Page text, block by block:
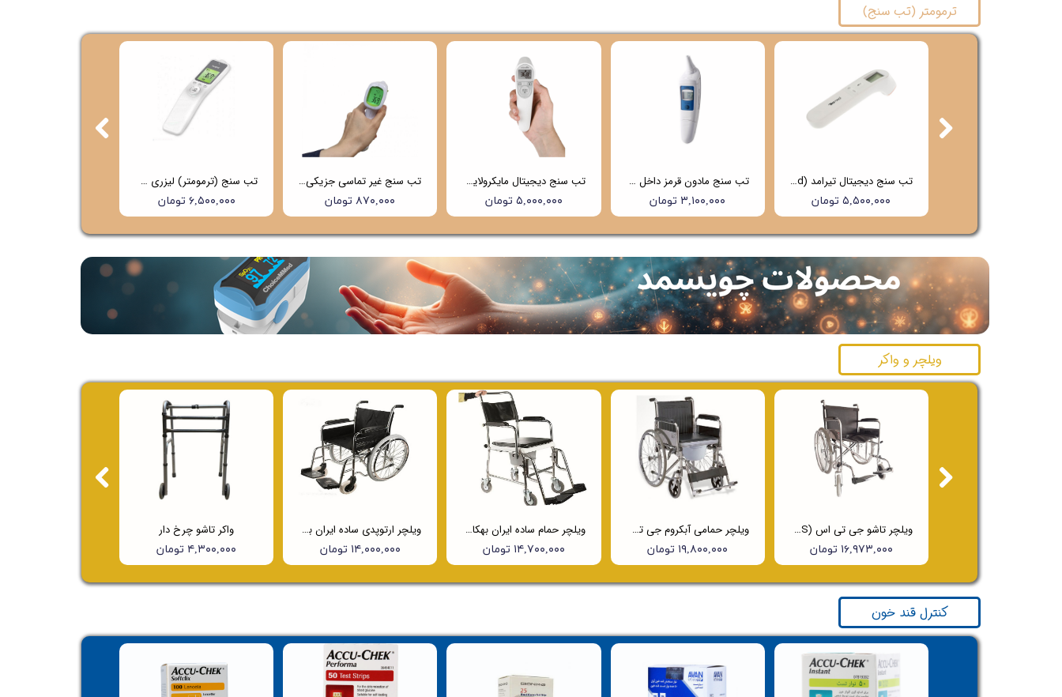
تب سنج (ترمومتر) لیزری هابدیک (hubdic) مدل HFS1000 (4 سال گارانتی)
۶,۵۰۰,۰۰۰ تومان
تب سنج غیر تماسی جزیکی (Jziki) مدل 601
۸۷۰,۰۰۰ تومان
تب سنج دیجیتال مایکرولایف (Microlife) مدل NC200
۵,۰۰۰,۰۰۰ تومان
تب سنج مادون قرمز داخل گوشی هابدیک (hubdic) مدل net100 (4 سال گارانتی)
۳,۱۰۰,۰۰۰ تومان
تب سنج دیجیتال تیرامد (Tiramed) مدل PG-IRT1602
۵,۵۰۰,۰۰۰ تومان
ترمومتر (تب سنج)
واکر تاشو چرخ دار
۴,۳۰۰,۰۰۰ تومان
ویلچر ارتوپدی ساده ایران بهکار مدل 703
۱۴,۰۰۰,۰۰۰ تومان
ویلچر حمام ساده ایران بهکار 790
۱۴,۷۰۰,۰۰۰ تومان
ویلچر حمامی آبکروم جی تی اس (JTS) مدل 681
۱۹,۸۰۰,۰۰۰ تومان
ویلچر تاشو جی تی اس (JTS) مدل 809A
۱۶,۹۷۳,۰۰۰ تومان
ویلچر و واکر
کنترل قند خون